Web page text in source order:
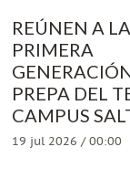
REÚNEN A LA
PRIMERA
PREPA DEL
CAMPUS
19 jul 2026 / 00:00